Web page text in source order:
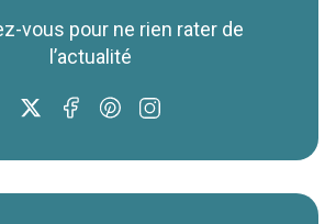
vous pour ne rien rater de
l’actualité